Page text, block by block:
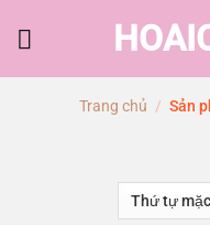
Trang chủ / Sản